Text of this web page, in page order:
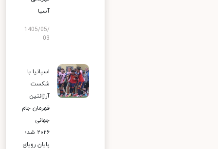
آسیا
1405/05/
03
اسپانیا با
شکست
آرژانتین
قهرمان جام
جهانی
۲۰۲۶ شد؛
پایان رویای